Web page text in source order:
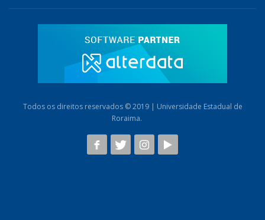
Todos os direitos reservados © 2019 | Universidade Estadual de
Roraima.